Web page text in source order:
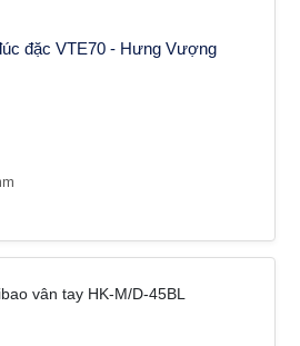
đặc VTE70 - Hưng Vượng